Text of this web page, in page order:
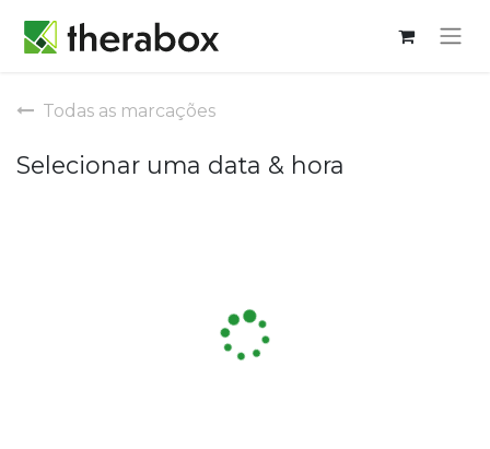
Todas as marcações
Selecionar uma data & hora